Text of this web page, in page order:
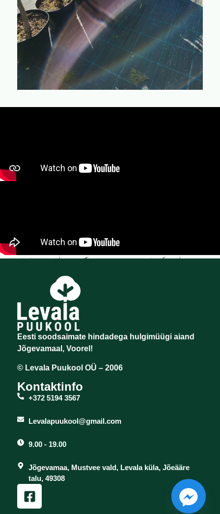
Eesti soodsaimate hindadega hulgimüügi aiand
Jõgevamaal, Voorel!
© Levala Puukool OÜ – 2006
Kontaktinfo
+372 5194 3567
Levalapuukool@gmail.com
9.00 - 19.00
Jõgevamaa, Mustvee vald, Levala küla, Jõeääre
talu, 49308